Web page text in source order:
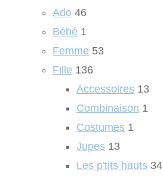
Ado 46
Bébé 1
Femme 53
Fille 136
Accessoires 13
Combinaison 1
Costumes 1
Jupes 13
Les p'tits hauts 34